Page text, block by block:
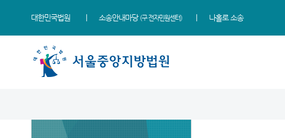
대한민국법원 소송안내마당 (구 전자민원센터) 나홀로 소송
지식재산 전문재판부